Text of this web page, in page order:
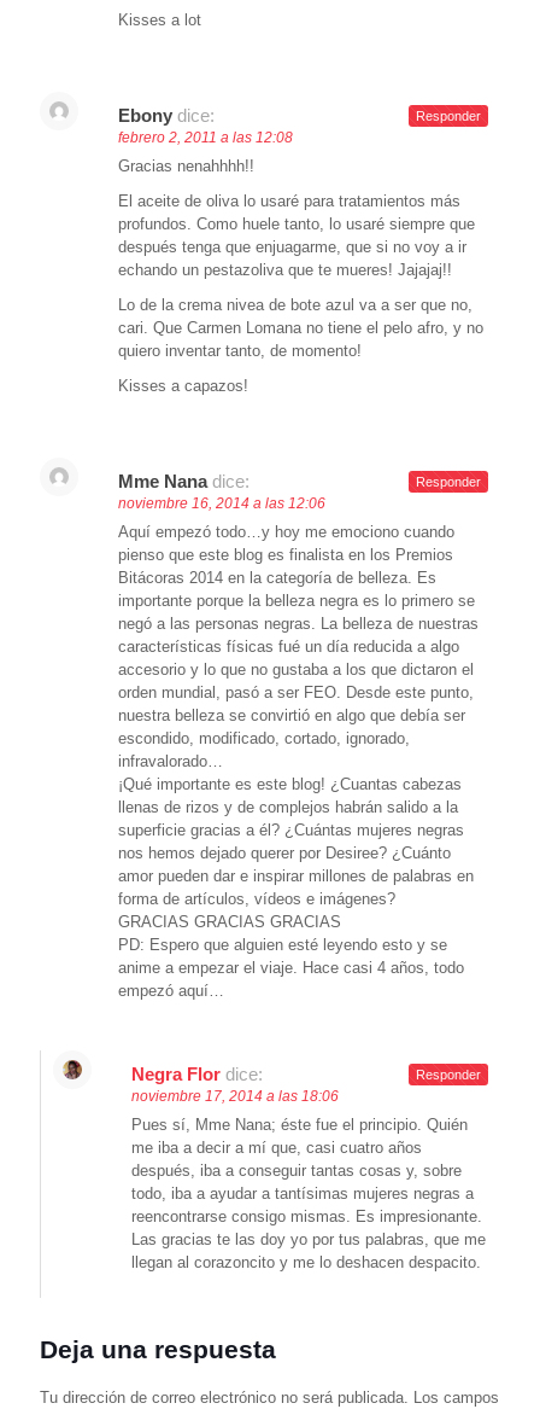
Kisses a lot
Ebony dice:
febrero 2, 2011 a las 12:08
Gracias nenahhhh!!
El aceite de oliva lo usaré para tratamientos más
profundos. Como huele tanto, lo usaré siempre que
después tenga que enjuagarme, que si no voy a ir
echando un pestazoliva que te mueres! Jajajaj!!
Lo de la crema nivea de bote azul va a ser que no,
cari. Que Carmen Lomana no tiene el pelo afro, y no
quiero inventar tanto, de momento!
Kisses a capazos!
Responder
Mme Nana dice:
noviembre 16, 2014 a las 12:06
Aquí empezó todo…y hoy me emociono cuando
pienso que este blog es finalista en los Premios
Bitácoras 2014 en la categoría de belleza. Es
importante porque la belleza negra es lo primero se
negó a las personas negras. La belleza de nuestras
características físicas fué un día reducida a algo
accesorio y lo que no gustaba a los que dictaron el
orden mundial, pasó a ser FEO. Desde este punto,
nuestra belleza se convirtió en algo que debía ser
escondido, modificado, cortado, ignorado,
infravalorado…
¡Qué importante es este blog! ¿Cuantas cabezas
llenas de rizos y de complejos habrán salido a la
superficie gracias a él? ¿Cuántas mujeres negras
nos hemos dejado querer por Desiree? ¿Cuánto
amor pueden dar e inspirar millones de palabras en
forma de artículos, vídeos e imágenes?
GRACIAS GRACIAS GRACIAS
PD: Espero que alguien esté leyendo esto y se
anime a empezar el viaje. Hace casi 4 años, todo
empezó aquí…
Responder
Negra Flor dice:
noviembre 17, 2014 a las 18:06
Pues sí, Mme Nana; éste fue el principio. Quién
me iba a decir a mí que, casi cuatro años
después, iba a conseguir tantas cosas y, sobre
todo, iba a ayudar a tantísimas mujeres negras a
reencontrarse consigo mismas. Es impresionante.
Las gracias te las doy yo por tus palabras, que me
llegan al corazoncito y me lo deshacen despacito.
Responder
Deja una respuesta
Tu dirección de correo electrónico no será publicada. Los campos